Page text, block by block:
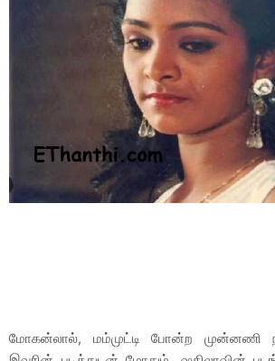
மோகன்லால், மம்முட்டி போன்ற முன்னணி